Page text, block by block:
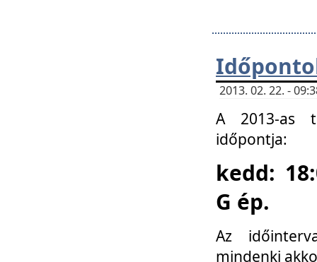
2013. 02. 22. -
A 2013-as
időpontja:
kedd:
G ép.
Az
mindenki